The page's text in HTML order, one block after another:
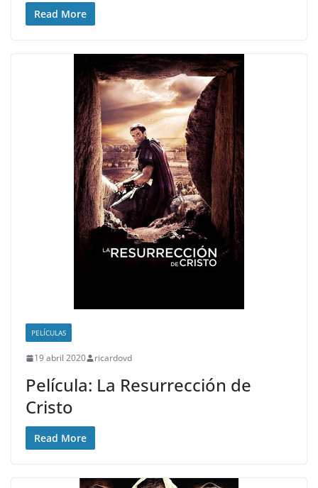
Read More
PELÍCULAS
19 abril 2020 ricardovd
Película: La Resurrección de
Cristo
Read More